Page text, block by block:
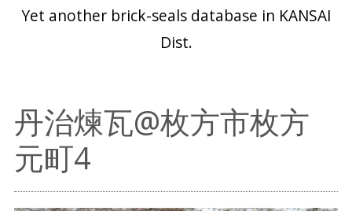
Yet another brick-seals database in KANSAI
Dist.
丹治煉瓦@枚方市枚方
元町4